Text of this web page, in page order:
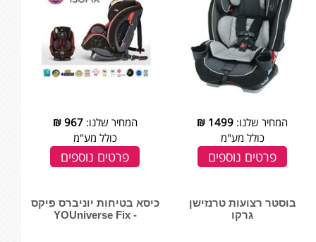
המחיר שלנו: 1499
₪
כולל מע"מ
פרטים נוספים
המחיר שלנו:967
₪
כולל מע"מ
פרטים נוספים
בוסטר רצועות טרנזישן
גרקו
כיסא בטיחות יוניברס פיקס
- YOUniverse Fix